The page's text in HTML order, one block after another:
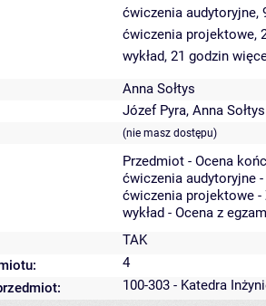
ćwiczenia audytoryjne,
ćwiczenia projektowe,
wykład, 21 godzin
Anna Sołtys
Józef Pyra, Anna Sołtys
(nie masz dostępu)
Przedmiot - Ocena
ćwiczenia audytoryjne
ćwiczenia projektowe -
wykład - Ocena z
TAK
4
100-303 - Katedra